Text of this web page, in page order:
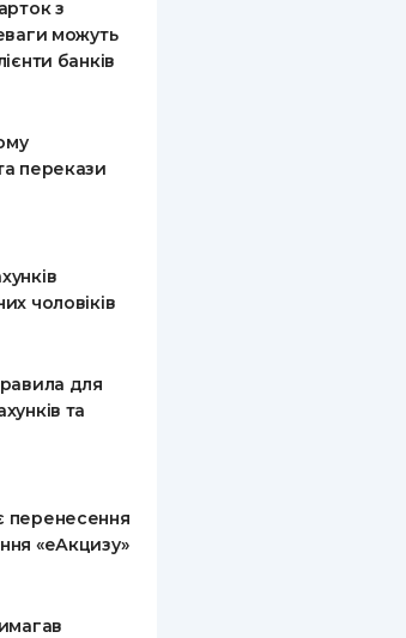
з
можуть
банків
перекази
чоловіків
для
та
перенесення
«еАкцизу»